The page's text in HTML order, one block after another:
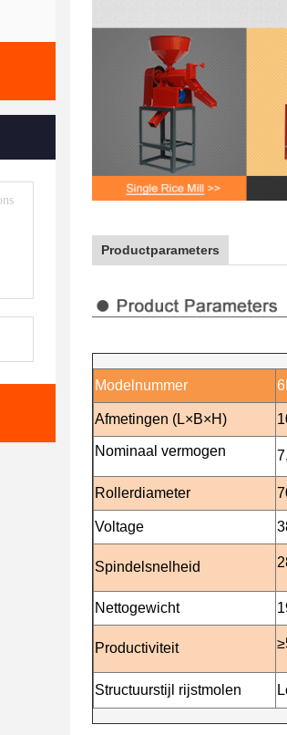
Productparameters
Modelnummer
Afmetingen (L×B×H)
Nominaal vermogen
Rollerdiameter
Voltage
Spindelsnelheid
Nettogewicht
Productiviteit
Structuurstijl rijstmolen